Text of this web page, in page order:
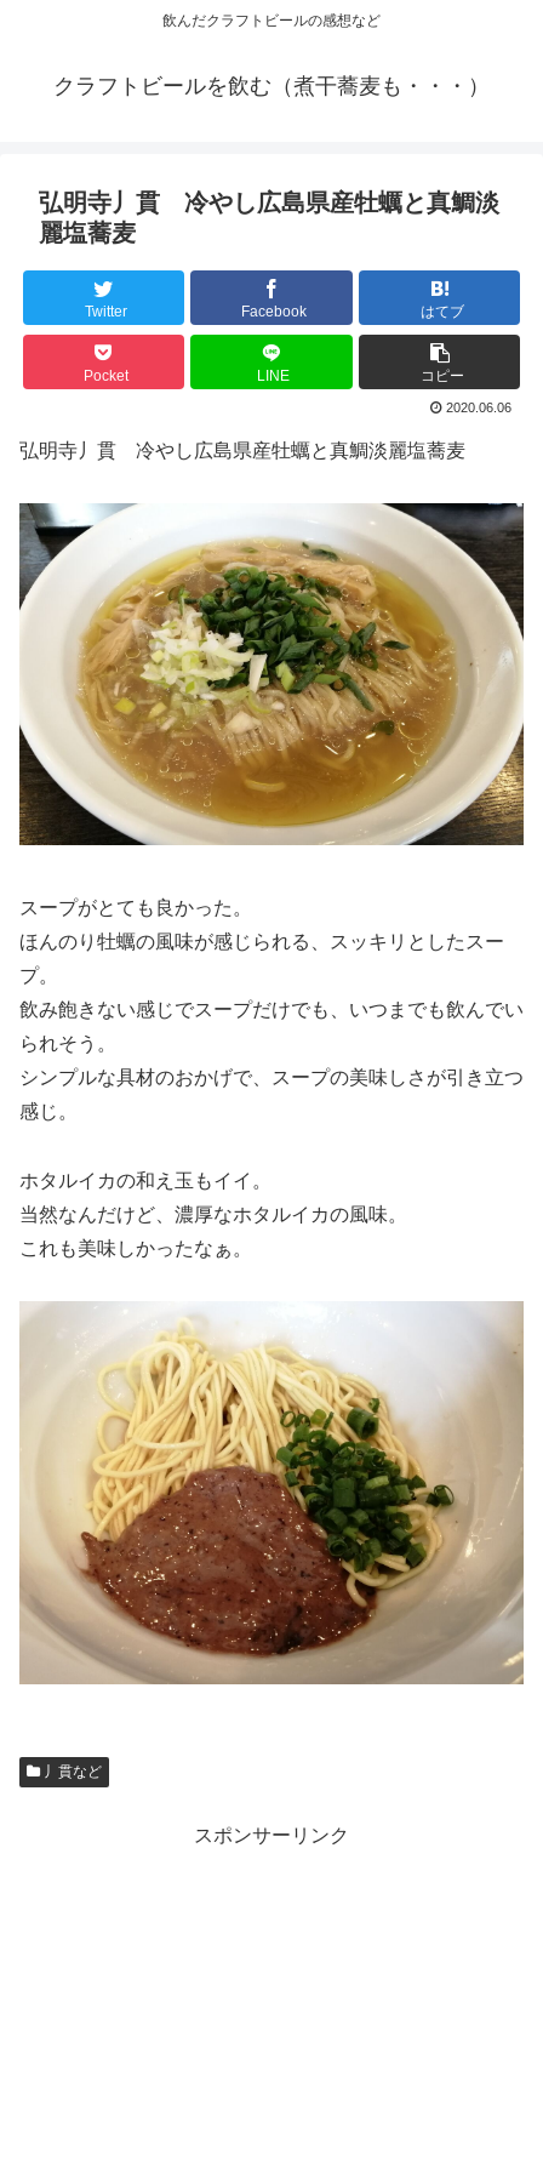
飲んだクラフトビールの感想など
クラフトビールを飲む（煮干蕎麦も・・・）
弘明寺丿貫 冷やし広島県産牡蠣と真鯛淡
麗塩蕎麦
Twitter Facebook はてブ
Pocket LINE コピー
2020.06.06
弘明寺丿貫 冷やし広島県産牡蠣と真鯛淡麗塩蕎麦
スープがとても良かった。
ほんのり牡蠣の風味が感じられる、スッキリとしたスー
プ。
飲み飽きない感じでスープだけでも、いつまでも飲んでい
られそう。
シンプルな具材のおかげで、スープの美味しさが引き立つ
感じ。
ホタルイカの和え玉もイイ。
当然なんだけど、濃厚なホタルイカの風味。
これも美味しかったなぁ。
丿貫など
スポンサーリンク